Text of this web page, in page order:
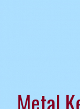
AYDIN
Metal